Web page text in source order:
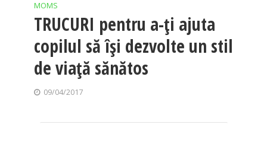
MOMS
TRUCURI pentru a-ți ajuta
copilul să își dezvolte un stil
de viață sănătos
09/04/2017